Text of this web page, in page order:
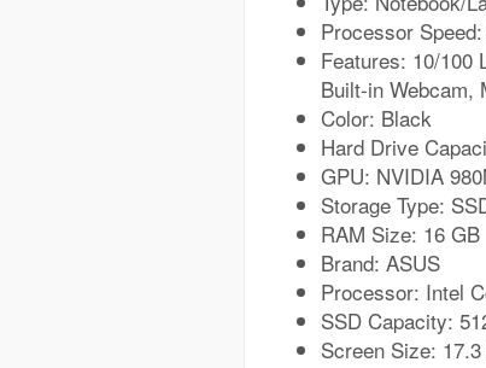
Processor
Features: 10/100
Built-in Webcam,
Color: Black
Hard Drive
GPU: NVIDIA
Storage Type:
RAM Size: 16 GB
Brand: ASUS
Processor: Intel
SSD Capacity:
Screen Size: